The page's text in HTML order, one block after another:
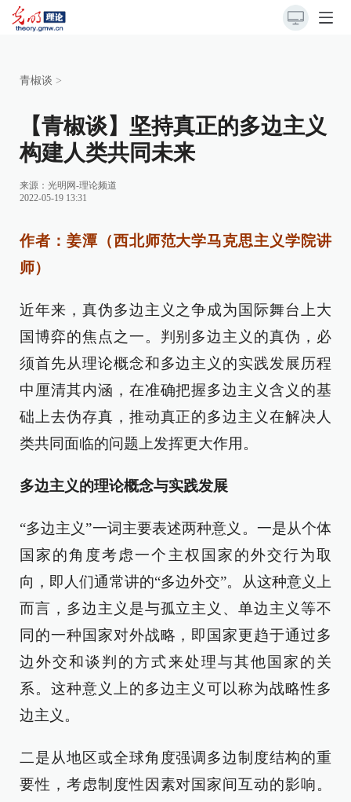
青椒谈 >
【青椒谈】坚持真正的多边主义
构建人类共同未来
来源： 光明网-理论频道
2022-05-19 13:31
作者：姜潭（西北师范大学马克思主义学院讲
师）
近年来，真伪多边主义之争成为国际舞台上大
国博弈的焦点之一。判别多边主义的真伪，必
须首先从理论概念和多边主义的实践发展历程
中厘清其内涵，在准确把握多边主义含义的基
础上去伪存真，推动真正的多边主义在解决人
类共同面临的问题上发挥更大作用。
多边主义的理论概念与实践发展
“多边主义”一词主要表述两种意义。一是从个体
国家的角度考虑一个主权国家的外交行为取
向，即人们通常讲的“多边外交”。从这种意义上
而言，多边主义是与孤立主义、单边主义等不
同的一种国家对外战略，即国家更趋于通过多
边外交和谈判的方式来处理与其他国家的关
系。这种意义上的多边主义可以称为战略性多
边主义。
二是从地区或全球角度强调多边制度结构的重
要性，考虑制度性因素对国家间互动的影响。